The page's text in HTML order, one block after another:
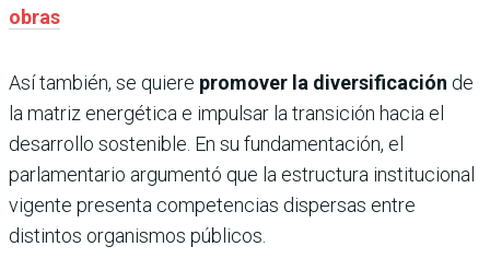
obras
Así también, se quiere promover la diversificación de
la matriz energética e impulsar la transición hacia el
desarrollo sostenible. En su fundamentación, el
parlamentario argumentó que la estructura institucional
vigente presenta competencias dispersas entre
distintos organismos públicos.